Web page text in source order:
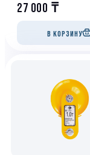
27 000 ₸
В КОРЗИНУ